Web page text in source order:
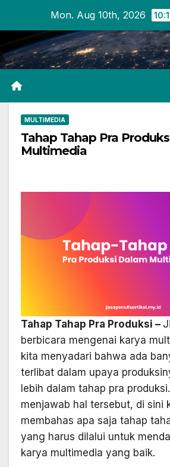
content
Mon. Aug 10th, 2026
MULTIMEDIA
Tahap Tahap Pra
Multimedia
Tahap Tahap Pra Produksi –
berbicara mengenai karya
kita menyadari bahwa ada
terlibat dalam upaya
lebih dalam tahap pra
menjawab hal tersebut, di sini
membahas apa saja tahap
yang harus dilalui untuk
karya multimedia yang baik.